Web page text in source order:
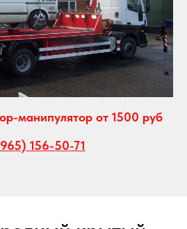
манипулятор от 1500 руб
156-50-71